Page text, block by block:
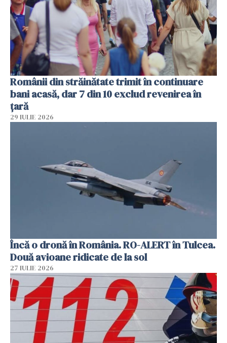
Românii din străinătate trimit în continuare
bani acasă, dar 7 din 10 exclud revenirea în
țară
29 IULIE 2026
Încă o dronă în România. RO-ALERT în Tulcea.
Două avioane ridicate de la sol
27 IULIE 2026